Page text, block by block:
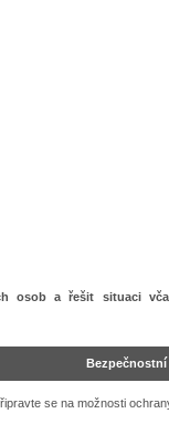
osob a řešit situaci
Bezpečnostní
se na možnosti